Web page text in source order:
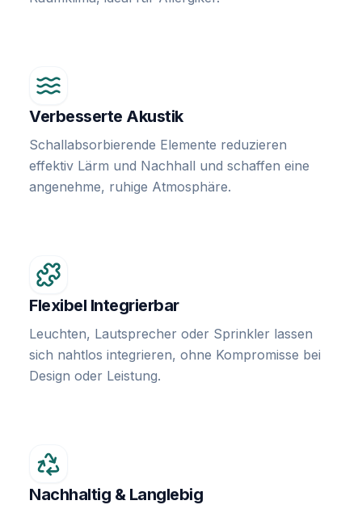
Verbesserte Akustik
Schallabsorbierende Elemente reduzieren
effektiv Lärm und Nachhall und schaffen eine
angenehme, ruhige Atmosphäre.
Flexibel Integrierbar
Leuchten, Lautsprecher oder Sprinkler lassen
sich nahtlos integrieren, ohne Kompromisse bei
Design oder Leistung.
Nachhaltig & Langlebig